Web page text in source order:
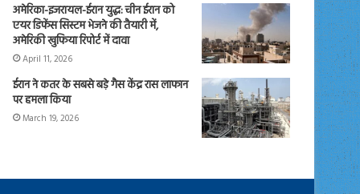
अमेरिका-इजरायल-ईरान युद्ध: चीन ईरान को
एयर डिफेंस सिस्टम भेजने की तैयारी में,
अमेरिकी खुफिया रिपोर्ट में दावा
April 11, 2026
ईरान ने कतर के सबसे बड़े गैस केंद्र रास लाफान
पर हमला किया
March 19, 2026